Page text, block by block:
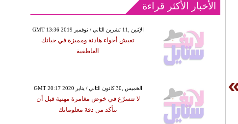
الأخبار الأكثر قراءة
GMT 13:36 2019 الإثنين ,11 تشرين الثاني / نوفمبر
تعيش أجواء هادئة ومميزة في حياتك
العاطفية
GMT 20:17 2020 الخميس ,30 كانون الثاني / يناير
لا تتسرّع في خوض مغامرة مهنية قبل أن
تتأكد من دقة معلوماتك